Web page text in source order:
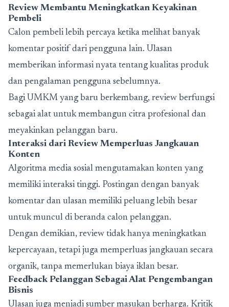
Review Membantu Meningkatkan Keyakinan
Pembeli
Calon pembeli lebih percaya ketika melihat banyak
komentar positif dari pengguna lain. Ulasan
memberikan informasi nyata tentang kualitas produk
dan pengalaman pengguna sebelumnya.
Bagi UMKM yang baru berkembang, review berfungsi
sebagai alat untuk membangun citra profesional dan
meyakinkan pelanggan baru.
Interaksi dari Review Memperluas Jangkauan
Konten
Algoritma media sosial mengutamakan konten yang
memiliki interaksi tinggi. Postingan dengan banyak
komentar dan ulasan memiliki peluang lebih besar
untuk muncul di beranda calon pelanggan.
Dengan demikian, review tidak hanya meningkatkan
kepercayaan, tetapi juga memperluas jangkauan secara
organik, tanpa memerlukan biaya iklan besar.
Feedback Pelanggan Sebagai Alat Pengembangan
Bisnis
Ulasan juga menjadi sumber masukan berharga. Kritik